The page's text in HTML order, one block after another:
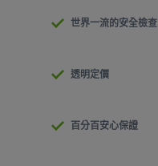
世界一流的安全檢查
透明定價
百分百安心保證